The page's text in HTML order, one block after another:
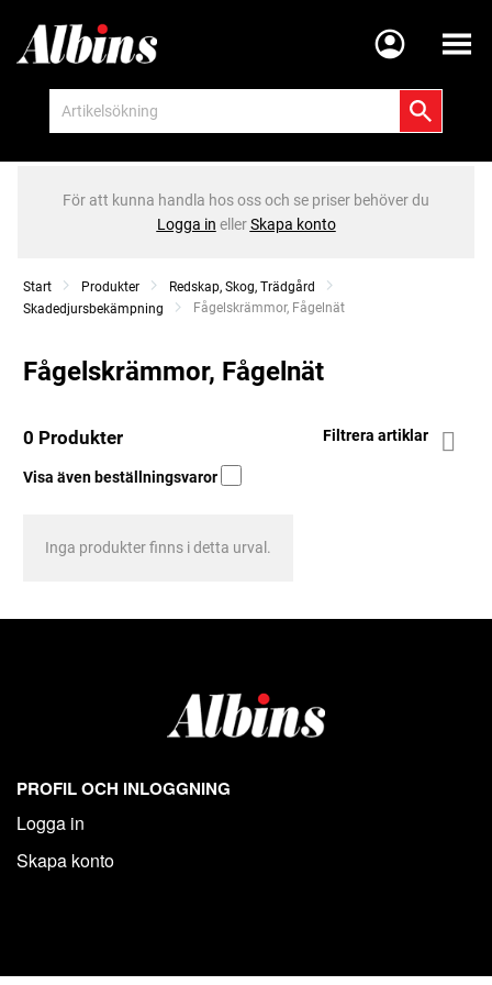
Meny
För att kunna handla hos oss och se priser behöver du
Logga in ellerSkapa konto
Start Produkter
Redskap, Skog, Trädgård
Skadedjursbekämpning
Current:
Fågelskrämmor, Fågelnät
Fågelskrämmor, Fågelnät
0 Produkter Filtrera artiklar
Visa även beställningsvaror
Inga produkter finns i detta urval.
PROFIL OCH INLOGGNING
Logga in
Skapa konto